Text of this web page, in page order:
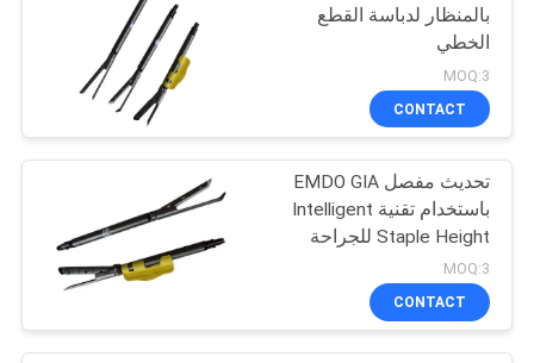
اتصل
طلب
اقتباس
خريطة
الموقع
بالمنظار لدباسة القطع
الخطي
MOQ:3
CONTACT
تحديث مفصل EMDO GIA
باستخدام تقنية Intelligent
Staple Height للجراحة
العامة
MOQ:3
CONTACT